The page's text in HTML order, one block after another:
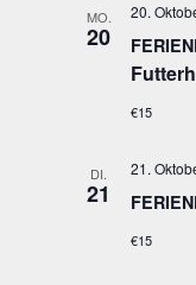
MO.
20
20.
€15
DI.
21
21.
€15